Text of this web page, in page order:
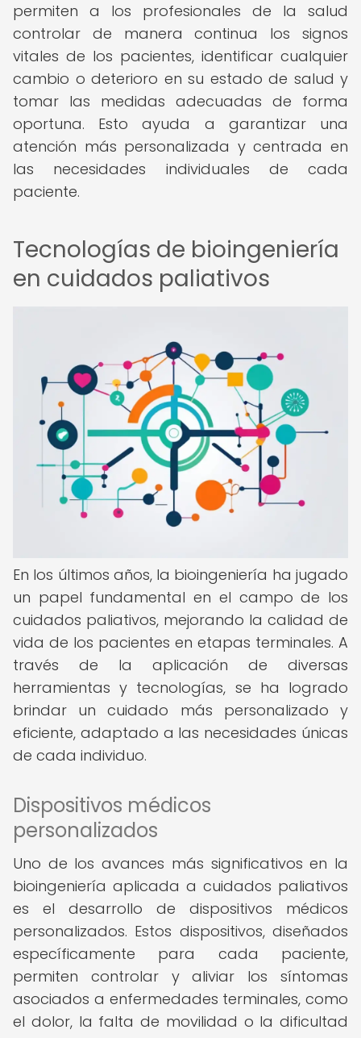
permiten a los profesionales de la salud
controlar de manera continua los signos
vitales de los pacientes, identificar cualquier
cambio o deterioro en su estado de salud y
tomar las medidas adecuadas de forma
oportuna. Esto ayuda a garantizar una
atención más personalizada y centrada en
las necesidades individuales de cada
paciente.
Tecnologías de bioingeniería
en cuidados paliativos
En los últimos años, la bioingeniería ha jugado
un papel fundamental en el campo de los
cuidados paliativos, mejorando la calidad de
vida de los pacientes en etapas terminales. A
través de la aplicación de diversas
herramientas y tecnologías, se ha logrado
brindar un cuidado más personalizado y
eficiente, adaptado a las necesidades únicas
de cada individuo.
Dispositivos médicos
personalizados
Uno de los avances más significativos en la
bioingeniería aplicada a cuidados paliativos
es el desarrollo de dispositivos médicos
personalizados. Estos dispositivos, diseñados
específicamente para cada paciente,
permiten controlar y aliviar los síntomas
asociados a enfermedades terminales, como
el dolor, la falta de movilidad o la dificultad